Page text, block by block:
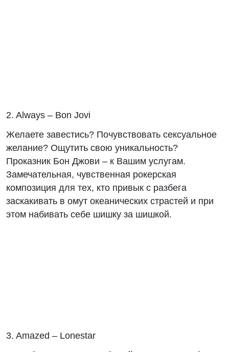
2. Always – Bon Jovi
Желаете завестись? Почувствовать сексуальное
желание? Ощутить свою уникальность?
Проказник Бон Джови – к Вашим услугам.
Замечательная, чувственная рокерская
композиция для тех, кто привык с разбега
заскакивать в омут океанических страстей и при
этом набивать себе шишку за шишкой.
3. Amazed – Lonestar